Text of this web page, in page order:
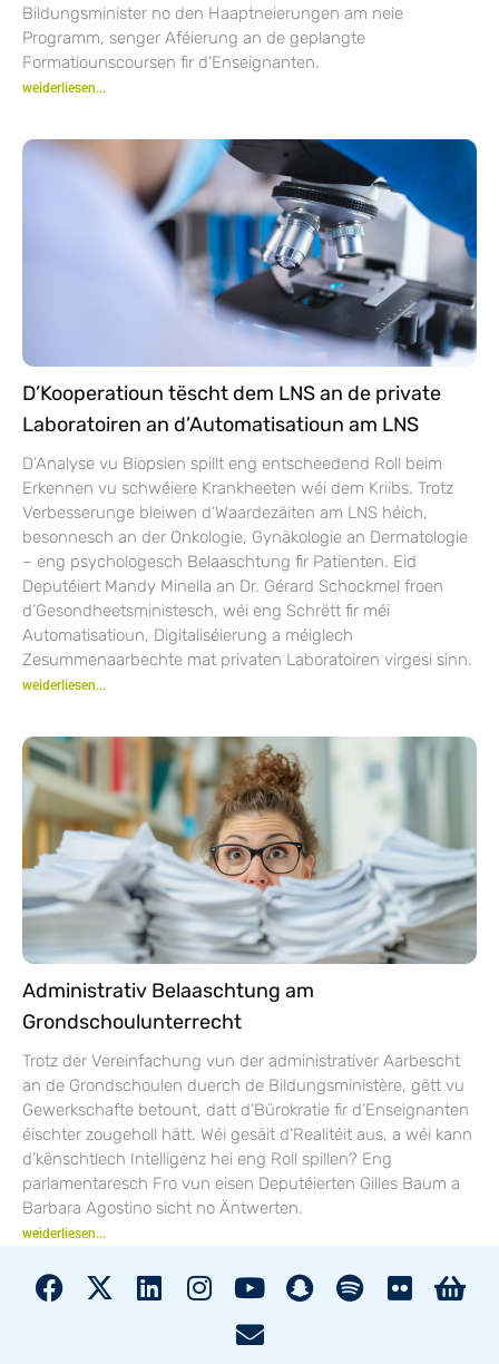
Bildungsminister no den Haaptneierungen am neie
Programm, senger Aféierung an de geplangte
Formatiounscoursen fir d’Enseignanten.
weiderliesen...
D’Kooperatioun tëscht dem LNS an de private
Laboratoiren an d’Automatisatioun am LNS
D’Analyse vu Biopsien spillt eng entscheedend Roll beim
Erkennen vu schwéiere Krankheeten wéi dem Kriibs. Trotz
Verbesserunge bleiwen d’Waardezäiten am LNS héich,
besonnesch an der Onkologie, Gynäkologie an Dermatologie
– eng psychologesch Belaaschtung fir Patienten. Eid
Deputéiert Mandy Minella an Dr. Gérard Schockmel froen
d’Gesondheetsministesch, wéi eng Schrëtt fir méi
Automatisatioun, Digitaliséierung a méiglech
Zesummenaarbechte mat privaten Laboratoiren virgesi sinn.
weiderliesen...
Administrativ Belaaschtung am
Grondschoulunterrecht
Trotz der Vereinfachung vun der administrativer Aarbescht
an de Grondschoulen duerch de Bildungsministère, gëtt vu
Gewerkschafte betount, datt d’Bürokratie fir d’Enseignanten
éischter zougeholl hätt. Wéi gesäit d’Realitéit aus, a wéi kann
d’kënschtlech Intelligenz hei eng Roll spillen? Eng
parlamentaresch Fro vun eisen Deputéierten Gilles Baum a
Barbara Agostino sicht no Äntwerten.
weiderliesen...